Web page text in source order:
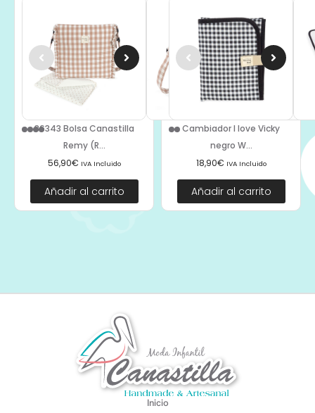
36343 Bolsa Canastilla
Remy (R...
56,90€ IVA Incluido
Añadir al carrito
Cambiador I love Vicky
negro W...
18,90€ IVA Incluido
Añadir al carrito
Inicio